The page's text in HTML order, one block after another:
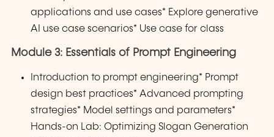
applications and use cases* Explore generative
AI use case scenarios* Use case for class
Module 3: Essentials of Prompt Engineering
Introduction to prompt engineering* Prompt
design best practices* Advanced prompting
strategies* Model settings and parameters*
Hands-on Lab: Optimizing Slogan Generation